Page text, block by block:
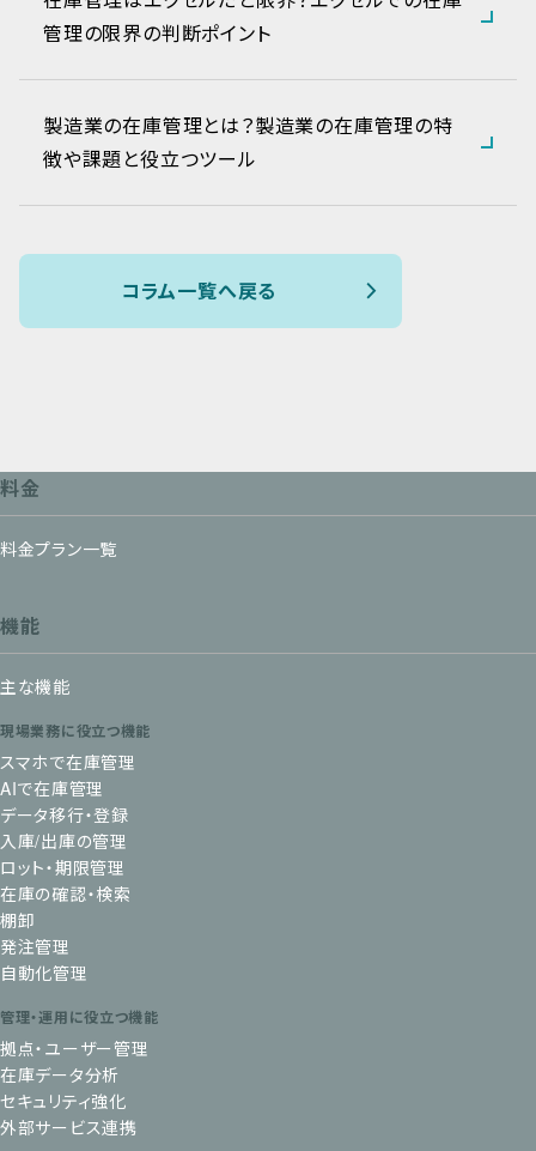
管理の限界の判断ポイント
製造業の在庫管理とは？製造業の在庫管理の特
徴や課題と役立つツール
コラム一覧へ戻る
料金
料金プラン一覧
機能
主な機能
現場業務に役立つ機能
スマホで在庫管理
AIで在庫管理
データ移行・登録
入庫/出庫の管理
ロット・期限管理
在庫の確認・検索
棚卸
発注管理
自動化管理
管理・運用に役立つ機能
拠点・ユーザー管理
在庫データ分析
セキュリティ強化
外部サービス連携